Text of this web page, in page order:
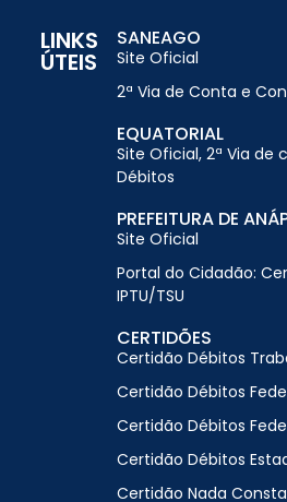
LINKS
ÚTEIS
SANEAGO
Site Oficial
2ª Via de Conta e
EQUATORIAL
Site Oficial, 2ª Via de
Débitos
PREFEITURA DE
Site Oficial
Portal do Cidadão:
IPTU/TSU
CERTIDÕES
Certidão Débitos
Certidão Débitos
Certidão Débitos
Certidão Débitos
Certidão Nada